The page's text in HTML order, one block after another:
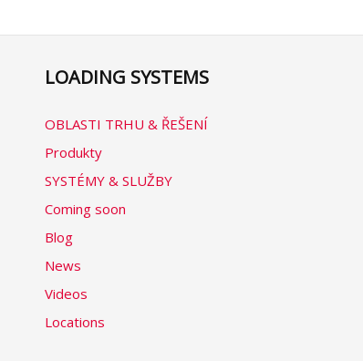
LOADING SYSTEMS
OBLASTI TRHU & ŘEŠENÍ
Produkty
SYSTÉMY & SLUŽBY
Coming soon
Blog
News
Videos
Locations